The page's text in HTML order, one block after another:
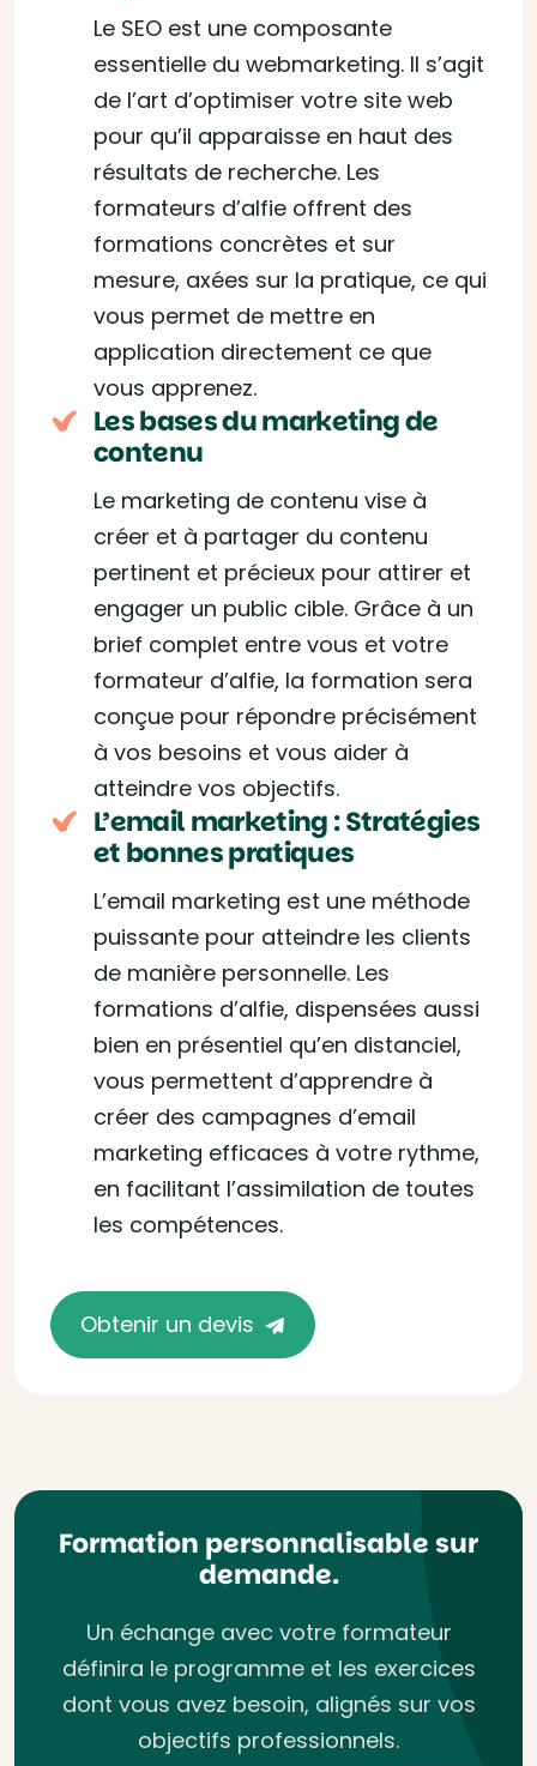
Le SEO est une composante
essentielle du webmarketing. Il s’agit
de l’art d’optimiser votre site web
pour qu’il apparaisse en haut des
résultats de recherche. Les
formateurs d’alfie offrent des
formations concrètes et sur
mesure, axées sur la pratique, ce qui
vous permet de mettre en
application directement ce que
vous apprenez.
Les bases du marketing de
contenu
Le marketing de contenu vise à
créer et à partager du contenu
pertinent et précieux pour attirer et
engager un public cible. Grâce à un
brief complet entre vous et votre
formateur d’alfie, la formation sera
conçue pour répondre précisément
à vos besoins et vous aider à
atteindre vos objectifs.
L’email marketing : Stratégies
et bonnes pratiques
L’email marketing est une méthode
puissante pour atteindre les clients
de manière personnelle. Les
formations d’alfie, dispensées aussi
bien en présentiel qu’en distanciel,
vous permettent d’apprendre à
créer des campagnes d’email
marketing efficaces à votre rythme,
en facilitant l’assimilation de toutes
les compétences.
Obtenir un devis
Formation personnalisable sur
demande.
Un échange avec votre formateur
définira le programme et les exercices
dont vous avez besoin, alignés sur vos
objectifs professionnels.